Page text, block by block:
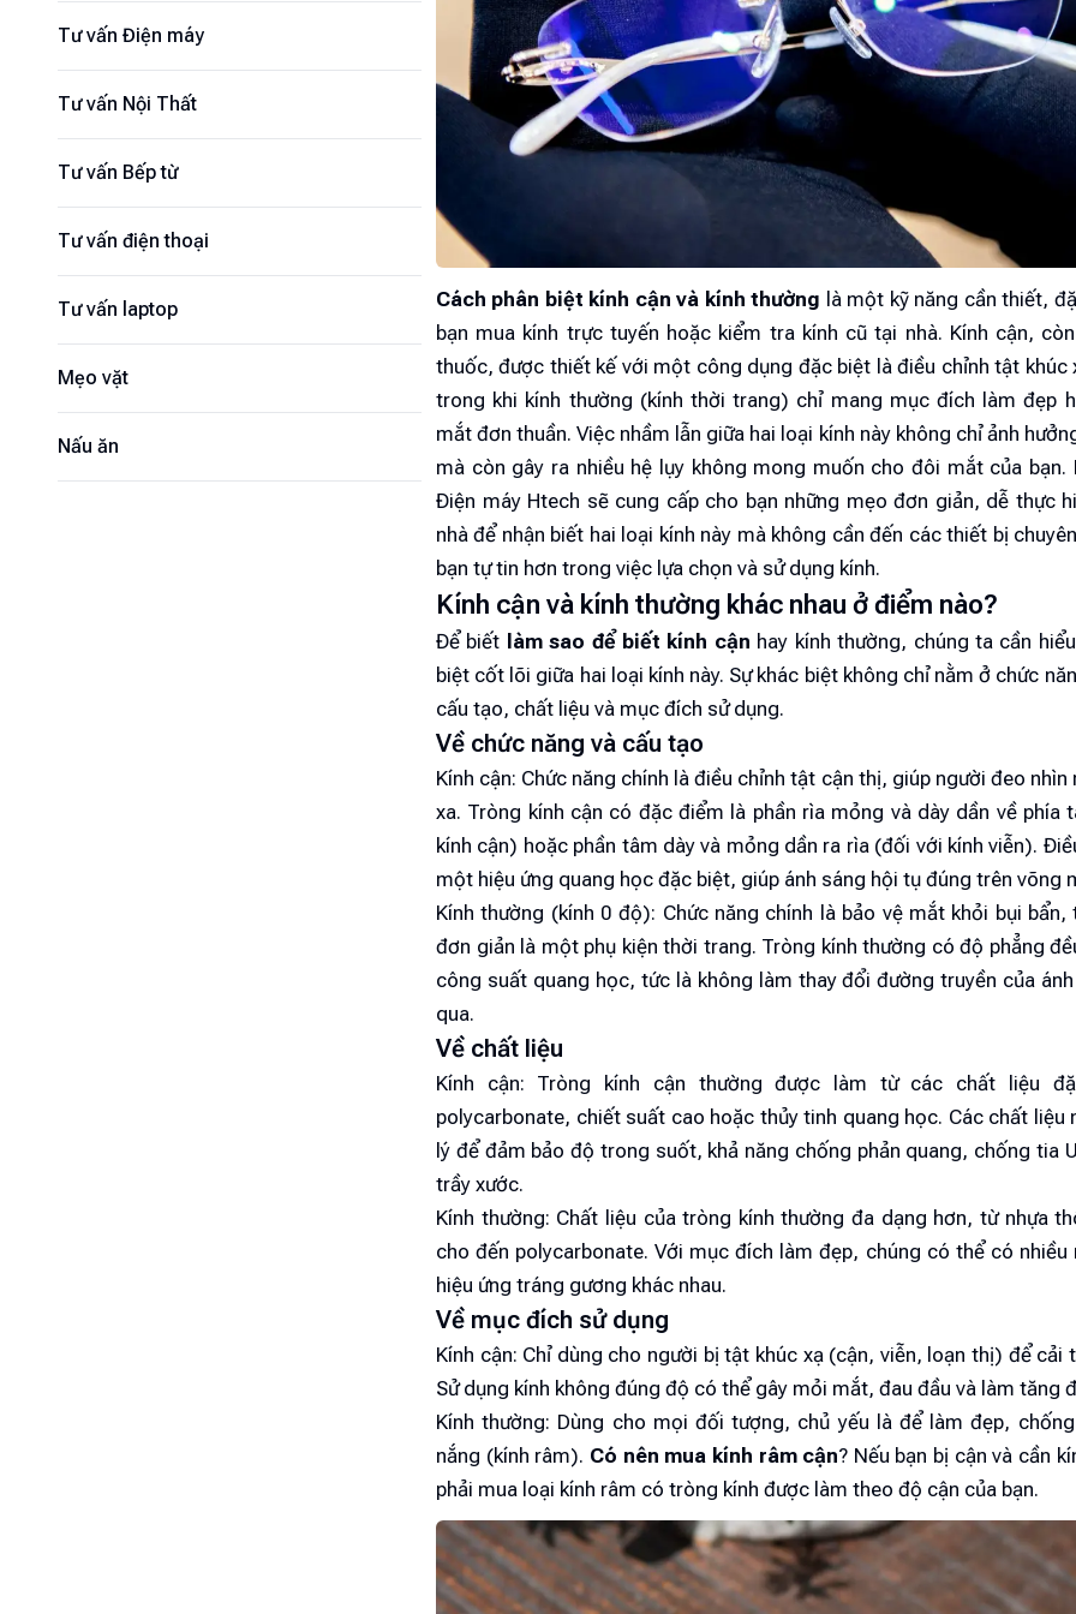
Tư vấn Điện máy
Tư vấn Nội Thất
Tư vấn Bếp từ
Tư vấn điện thoại
Tư vấn laptop
Mẹo vặt
Nấu ăn
Cách phân biệt kính cận và kính thường là một kỹ năng cần thiết,
bạn mua kính trực tuyến hoặc kiểm tra kính cũ tại nhà. Kính cận,
thuốc, được thiết kế với một công dụng đặc biệt là điều chỉnh tật khúc
trong khi kính thường (kính thời trang) chỉ mang mục đích làm đẹp
mắt đơn thuần. Việc nhầm lẫn giữa hai loại kính này không chỉ ảnh
mà còn gây ra nhiều hệ lụy không mong muốn cho đôi mắt của bạn.
Điện máy Htech sẽ cung cấp cho bạn những mẹo đơn giản, dễ thực
nhà để nhận biết hai loại kính này mà không cần đến các thiết bị
bạn tự tin hơn trong việc lựa chọn và sử dụng kính.
Kính cận và kính thường khác nhau ở điểm nào?
Để biết làm sao để biết kính cận hay kính thường, chúng ta cần
biệt cốt lõi giữa hai loại kính này. Sự khác biệt không chỉ nằm ở chức
cấu tạo, chất liệu và mục đích sử dụng.
Về chức năng và cấu tạo
Kính cận: Chức năng chính là điều chỉnh tật cận thị, giúp người đeo nhìn
xa. Tròng kính cận có đặc điểm là phần rìa mỏng và dày dần về phía
kính cận) hoặc phần tâm dày và mỏng dần ra rìa (đối với kính viễn).
một hiệu ứng quang học đặc biệt, giúp ánh sáng hội tụ đúng trên võng
Kính thường (kính 0 độ): Chức năng chính là bảo vệ mắt khỏi bụi bẩn,
đơn giản là một phụ kiện thời trang. Tròng kính thường có độ phẳng
công suất quang học, tức là không làm thay đổi đường truyền của
qua.
Về chất liệu
Kính cận: Tròng kính cận thường được làm từ các chất liệu
polycarbonate, chiết suất cao hoặc thủy tinh quang học. Các chất liệu
lý để đảm bảo độ trong suốt, khả năng chống phản quang, chống tia
trầy xước.
Kính thường: Chất liệu của tròng kính thường đa dạng hơn, từ nhựa
cho đến polycarbonate. Với mục đích làm đẹp, chúng có thể có nhiều
hiệu ứng tráng gương khác nhau.
Về mục đích sử dụng
Kính cận: Chỉ dùng cho người bị tật khúc xạ (cận, viễn, loạn thị) để cải
Sử dụng kính không đúng độ có thể gây mỏi mắt, đau đầu và làm tăng
Kính thường: Dùng cho mọi đối tượng, chủ yếu là để làm đẹp,
nắng (kính râm). Có nên mua kính râm cận? Nếu bạn bị cận và cần
phải mua loại kính râm có tròng kính được làm theo độ cận của bạn.